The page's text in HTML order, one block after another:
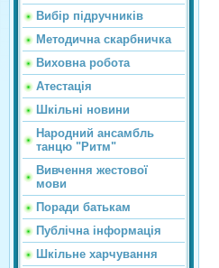
Вибір підручників
Методична скарбничка
Виховна робота
Атестація
Шкільні новини
Народний ансамбль
танцю "Ритм"
Вивчення жестової
мови
Поради батькам
Публічна інформація
Шкільне харчування